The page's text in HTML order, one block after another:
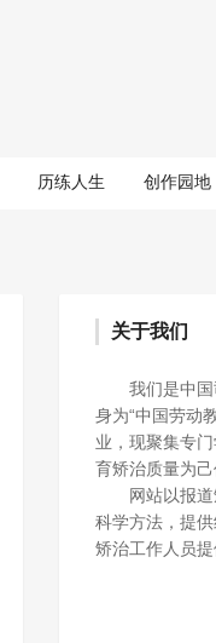
历练人生 创作园地
关于我们
我们是中国
身为“中国劳动
业，现聚集专
育矫治质量为己
网站以报道
科学方法，提
矫治工作人员提